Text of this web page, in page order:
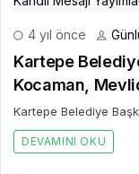
4 yıl önce
Kartepe
Kocaman,
Kartepe Belediye
DEVAMINI OKU